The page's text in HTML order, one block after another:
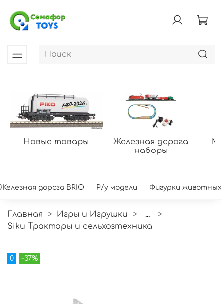
Новые товары
Железная дорога
наборы
Железная дорога BRIO Р/у модели Фигурки животных
Главная Игры и Игрушки
...
Siku Тракторы и сельхозтехника
0 -37%